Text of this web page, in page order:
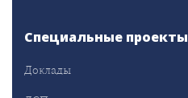
Специальные проекты
Доклады